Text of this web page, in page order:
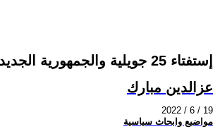
إستفتاء 25 جويلية والجمهورية الجديدة
عزالدين مبارك
2022 / 6 / 19
مواضيع وابحاث سياسية